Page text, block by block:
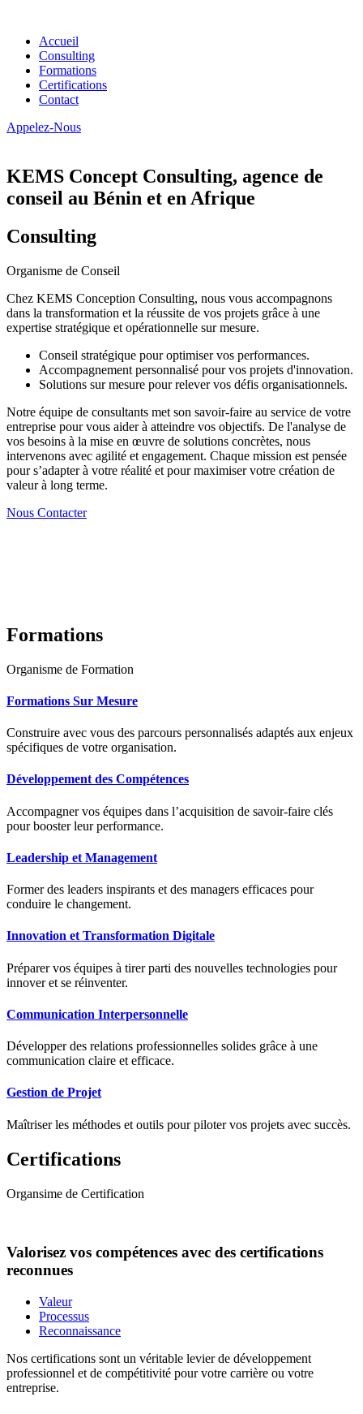
Accueil
Consulting
Formations
Certifications
Contact
Appelez-Nous
KEMS Concept Consulting, agence de
conseil au Bénin et en Afrique
Consulting
Organisme de Conseil
Chez KEMS Conception Consulting, nous vous accompagnons
dans la transformation et la réussite de vos projets grâce à une
expertise stratégique et opérationnelle sur mesure.
Conseil stratégique pour optimiser vos performances.
Accompagnement personnalisé pour vos projets d'innovation.
Solutions sur mesure pour relever vos défis organisationnels.
Notre équipe de consultants met son savoir-faire au service de votre
entreprise pour vous aider à atteindre vos objectifs. De l'analyse de
vos besoins à la mise en œuvre de solutions concrètes, nous
intervenons avec agilité et engagement. Chaque mission est pensée
pour s’adapter à votre réalité et pour maximiser votre création de
valeur à long terme.
Nous Contacter
Formations
Organisme de Formation
Formations Sur Mesure
Construire avec vous des parcours personnalisés adaptés aux enjeux
spécifiques de votre organisation.
Développement des Compétences
Accompagner vos équipes dans l’acquisition de savoir-faire clés
pour booster leur performance.
Leadership et Management
Former des leaders inspirants et des managers efficaces pour
conduire le changement.
Innovation et Transformation Digitale
Préparer vos équipes à tirer parti des nouvelles technologies pour
innover et se réinventer.
Communication Interpersonnelle
Développer des relations professionnelles solides grâce à une
communication claire et efficace.
Gestion de Projet
Maîtriser les méthodes et outils pour piloter vos projets avec succès.
Certifications
Organsime de Certification
Valorisez vos compétences avec des certifications
reconnues
Valeur
Processus
Reconnaissance
Nos certifications sont un véritable levier de développement
professionnel et de compétitivité pour votre carrière ou votre
entreprise.